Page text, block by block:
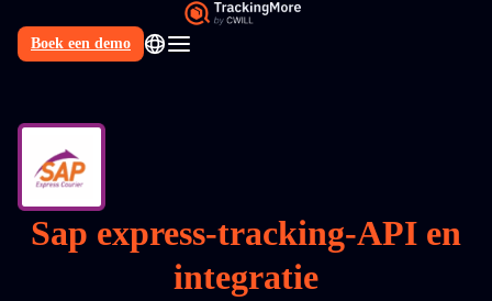
Boek een demo
Sap express-tracking-API en
integratie